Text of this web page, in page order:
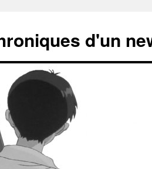
d'un